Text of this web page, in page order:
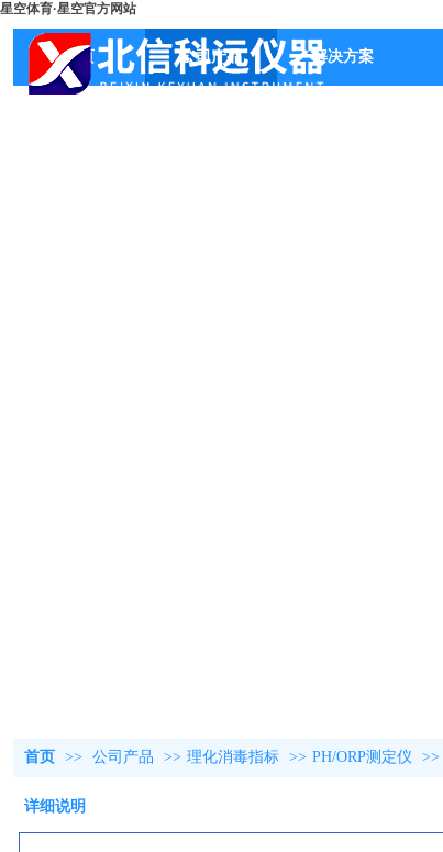
星空体育·星空官方网站
首页 公司产品 解决方案
首页 >> 公司产品 >> 理化消毒指标 >> PH/ORP测定仪 >>
详细说明